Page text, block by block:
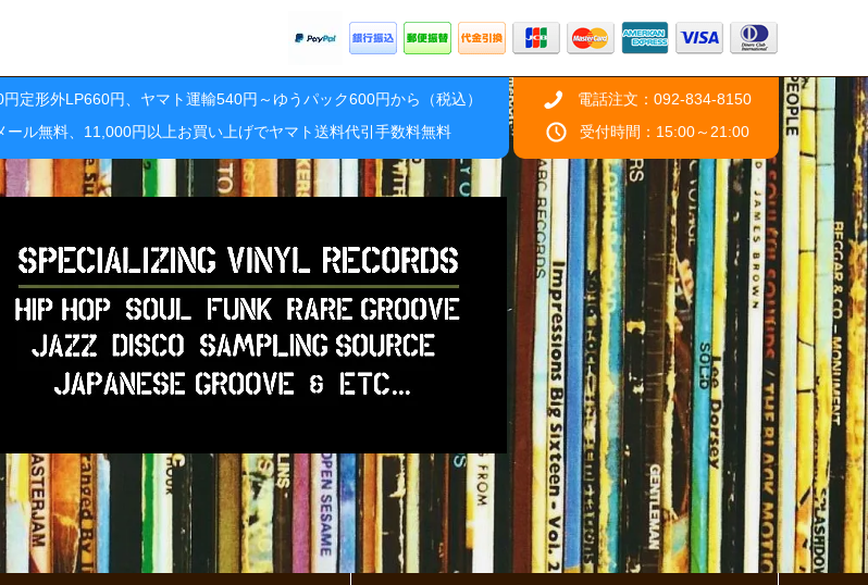
定形外LP660円、ヤマト運輸540円～ゆうパック600円から（税込）
ル無料、11,000円以上お買い上げでヤマト送料代引手数料無料
電話注文：092-834-8150
受付時間：15:00～21:00